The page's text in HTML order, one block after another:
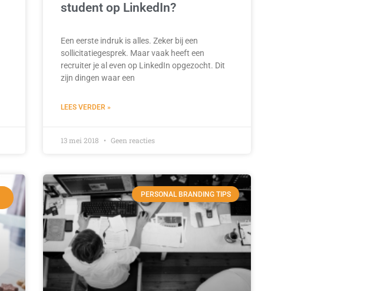
student op LinkedIn?
Een eerste indruk is alles. Zeker bij een
sollicitatiegesprek. Maar vaak heeft een
recruiter je al even op LinkedIn opgezocht. Dit
zijn dingen waar een
LEES VERDER »
13 mei 2018 Geen reacties
PERSONAL BRANDING TIPS